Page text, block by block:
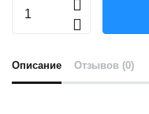
Описание Отзывов (0)